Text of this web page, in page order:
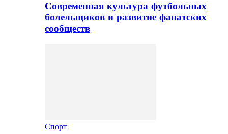
Современная культура футбольных
болельщиков и развитие фанатских
сообществ
Спорт